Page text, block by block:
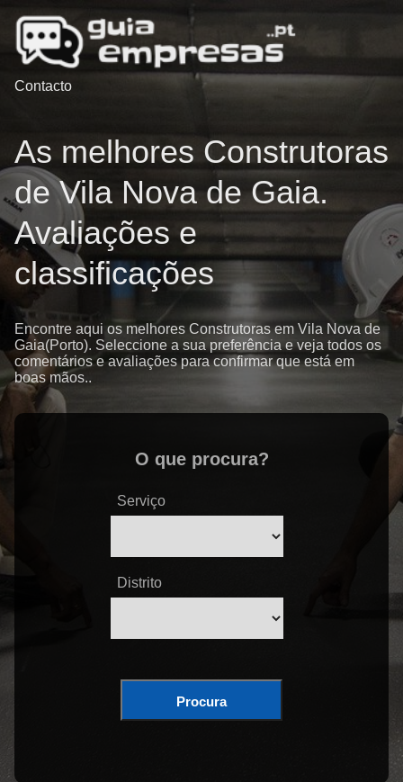
Contacto
As melhores Construtoras
de Vila Nova de Gaia.
Avaliações e
classificações
Encontre aqui os melhores Construtoras em Vila Nova de
Gaia(Porto). Seleccione a sua preferência e veja todos os
comentários e avaliações para confirmar que está em
boas mãos..
O que procura?
Serviço
Distrito
Procura